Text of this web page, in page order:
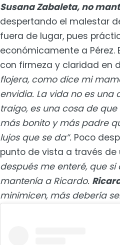
Susana Zabaleta, no
despertando el malestar
fuera de lugar, pues
económicamente a Pérez.
con firmeza y claridad en
flojera, como dice mi
envidia. La vida no es una
traigo, es una cosa de
más bonito y más padre
lujos que se da”. Poco
punto de vista a través de
después me enteré, que
mantenía a Ricardo.
minimicen, más debería